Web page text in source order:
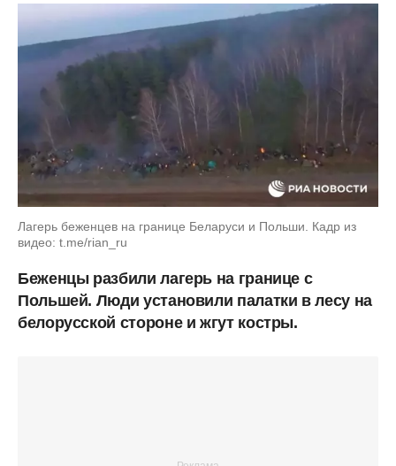
Лагерь беженцев на границе Беларуси и Польши. Кадр из
видео: t.me/rian_ru
Беженцы разбили лагерь на границе с
Польшей. Люди установили палатки в лесу на
белорусской стороне и жгут костры.